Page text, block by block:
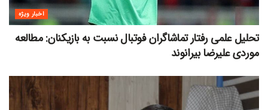
اخبار ویژه
تحلیل علمی رفتار تماشاگران فوتبال نسبت به بازیکنان: مطالعه
موردی علیرضا بیرانوند